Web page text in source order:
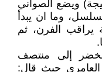
ويضع الصواني
وما ان يبدأ
الفرن، ثم
إلى منتصف
العامري حيث قال: